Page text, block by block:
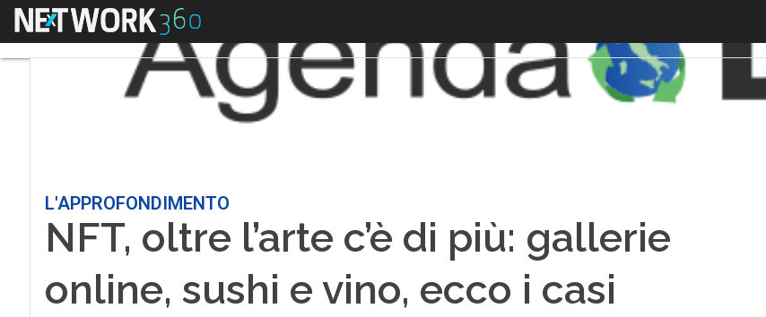
Menu
L'APPROFONDIMENTO
NFT, oltre l’arte c’è di più: gallerie
online, sushi e vino, ecco i casi